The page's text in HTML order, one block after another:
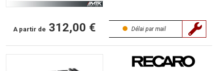
A partir de 312,00 € Délai par mail